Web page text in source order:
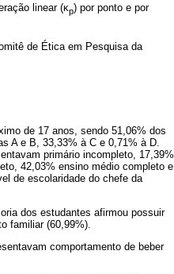
linear (κp) por ponto e por
de Ética em Pesquisa da
de 17 anos, sendo 51,06% dos
A e B, 33,33% à C e 0,71% à D.
primário incompleto, 17,39%
42,03% ensino médio completo e
de escolaridade do chefe da
dos estudantes afirmou possuir
familiar (60,99%).
comportamento de beber